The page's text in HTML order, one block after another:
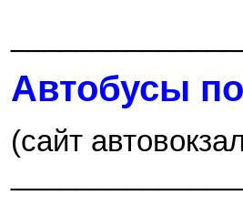
Автобусы
(сайт